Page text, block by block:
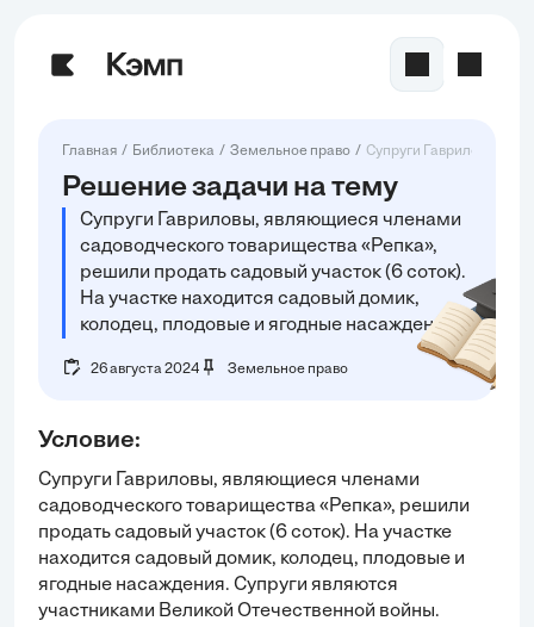
Главная Библиотека Земельное право Супруги Гавриловы,
Решение задачи на тему
Супруги Гавриловы, являющиеся членами
садоводческого товарищества «Репка»,
решили продать садовый участок (6 соток).
На участке находится садовый домик,
колодец, плодовые и ягодные насаждения.
26 августа 2024 Земельное право
Условие:
Супруги Гавриловы, являющиеся членами
садоводческого товарищества «Репка», решили
продать садовый участок (6 соток). На участке
находится садовый домик, колодец, плодовые и
ягодные насаждения. Супруги являются
участниками Великой Отечественной войны.